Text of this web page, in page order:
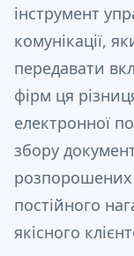
інструмент
комунікації,
передавати
фірм ця
електронної
збору
розпорошених
постійного
якісного